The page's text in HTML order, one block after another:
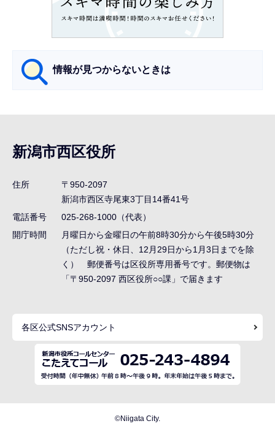
情報が見つからないときは
ナ
ビ
ゲ
シ
ョ
新潟市西区役所
住所
〒950-2097
新潟市西区寺尾東3丁目14番41号
電話番号
025-268-1000（代表）
開庁時間
月曜日から金曜日の午前8時30分から午後5時30分
（ただし祝・休日、12月29日から1月3日までを除
く） 郵便番号は区役所専用番号です。郵便物は
「〒950-2097 西区役所○○課」で届きます
各区公式SNSアカウント
©Niigata City.